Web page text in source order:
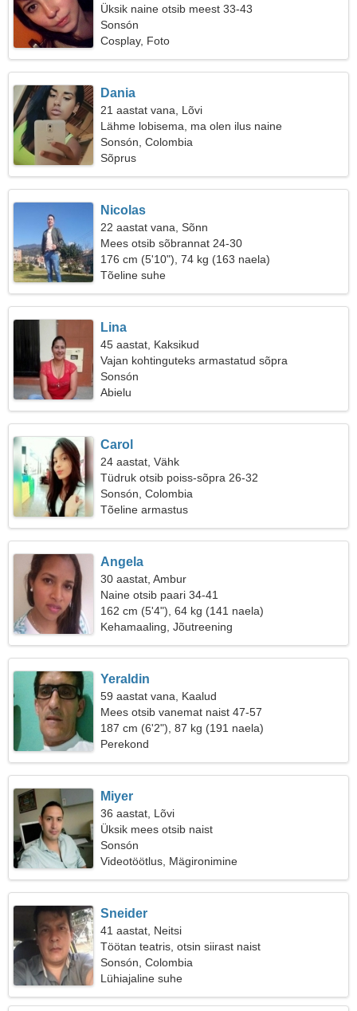
Üksik naine otsib meest 33-43
Sonsón
Cosplay, Foto
Dania
21 aastat vana, Lõvi
Lähme lobisema, ma olen ilus naine
Sonsón, Colombia
Sõprus
Nicolas
22 aastat vana, Sõnn
Mees otsib sõbrannat 24-30
176 cm (5'10"), 74 kg (163 naela)
Tõeline suhe
Lina
45 aastat, Kaksikud
Vajan kohtinguteks armastatud sõpra
Sonsón
Abielu
Carol
24 aastat, Vähk
Tüdruk otsib poiss-sõpra 26-32
Sonsón, Colombia
Tõeline armastus
Angela
30 aastat, Ambur
Naine otsib paari 34-41
162 cm (5'4"), 64 kg (141 naela)
Kehamaaling, Jõutreening
Yeraldin
59 aastat vana, Kaalud
Mees otsib vanemat naist 47-57
187 cm (6'2"), 87 kg (191 naela)
Perekond
Miyer
36 aastat, Lõvi
Üksik mees otsib naist
Sonsón
Videotöötlus, Mägironimine
Sneider
41 aastat, Neitsi
Töötan teatris, otsin siirast naist
Sonsón, Colombia
Lühiajaline suhe